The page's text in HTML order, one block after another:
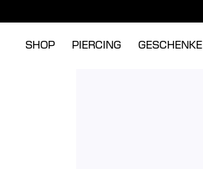
SHOP PIERCING GESCHENKE